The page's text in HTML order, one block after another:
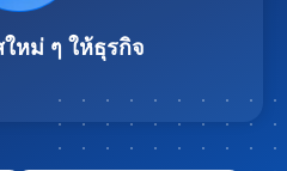
ใหม่ ๆ ให้ธุรกิจ